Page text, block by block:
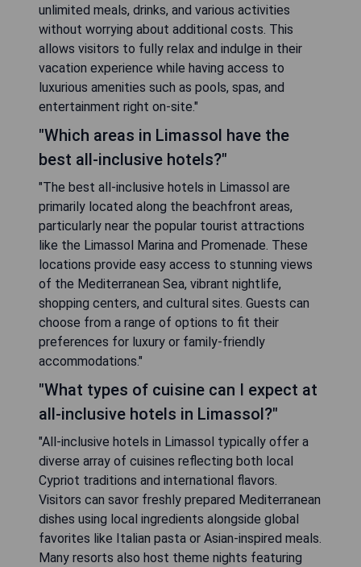
unlimited meals, drinks, and various activities
without worrying about additional costs. This
allows visitors to fully relax and indulge in their
vacation experience while having access to
luxurious amenities such as pools, spas, and
entertainment right on-site."
"Which areas in Limassol have the
best all-inclusive hotels?"
"The best all-inclusive hotels in Limassol are
primarily located along the beachfront areas,
particularly near the popular tourist attractions
like the Limassol Marina and Promenade. These
locations provide easy access to stunning views
of the Mediterranean Sea, vibrant nightlife,
shopping centers, and cultural sites. Guests can
choose from a range of options to fit their
preferences for luxury or family-friendly
accommodations."
"What types of cuisine can I expect at
all-inclusive hotels in Limassol?"
"All-inclusive hotels in Limassol typically offer a
diverse array of cuisines reflecting both local
Cypriot traditions and international flavors.
Visitors can savor freshly prepared Mediterranean
dishes using local ingredients alongside global
favorites like Italian pasta or Asian-inspired meals.
Many resorts also host theme nights featuring